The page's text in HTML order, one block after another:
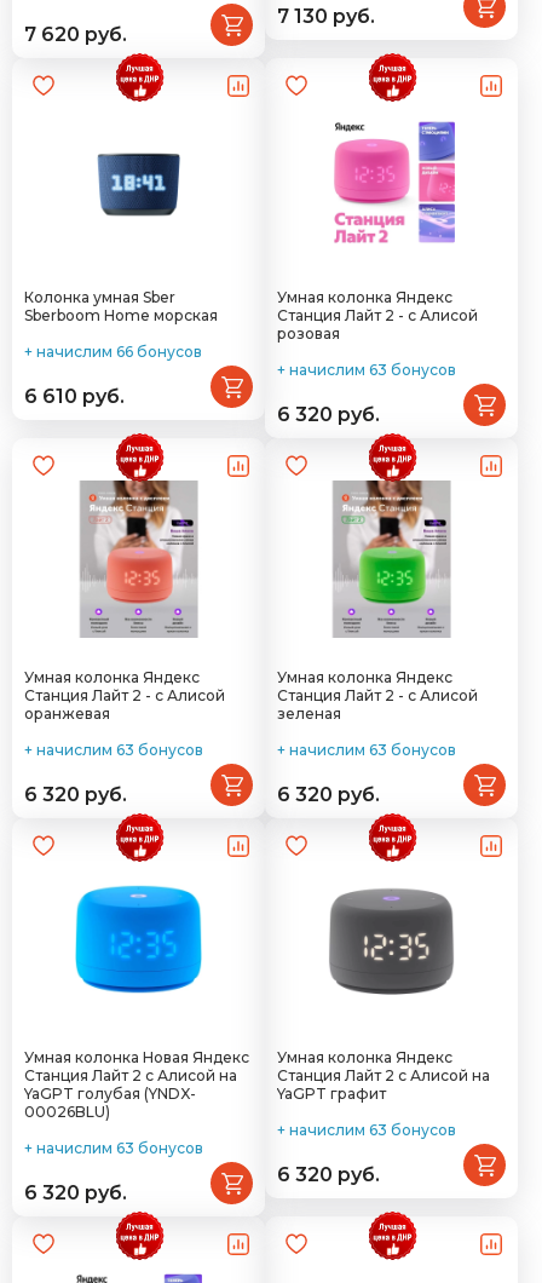
7 620 руб.
7 130 руб.
Колонка умная Sber
Sberboom Home морская
+ начислим 66 бонусов
6 610 руб.
Умная колонка Яндекс
Станция Лайт 2 - с Алисой
розовая
+ начислим 63 бонусов
6 320 руб.
Умная колонка Яндекс
Станция Лайт 2 - с Алисой
оранжевая
+ начислим 63 бонусов
6 320 руб.
Умная колонка Яндекс
Станция Лайт 2 - с Алисой
зеленая
+ начислим 63 бонусов
6 320 руб.
Умная колонка Новая Яндекс
Станция Лайт 2 с Алисой на
YaGPT голубая (YNDX-
00026BLU)
+ начислим 63 бонусов
6 320 руб.
Умная колонка Яндекс
Станция Лайт 2 с Алисой на
YaGPT графит
+ начислим 63 бонусов
6 320 руб.